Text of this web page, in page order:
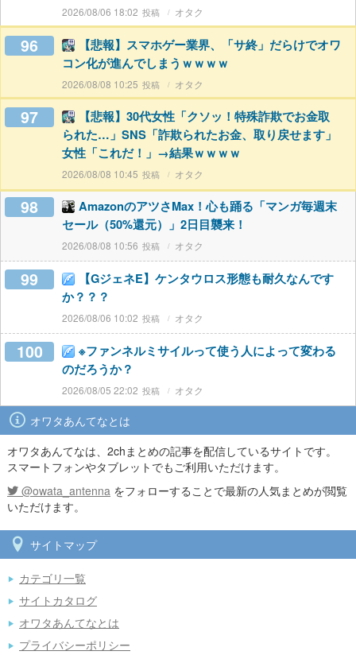
2026/08/06 18:02 オタク
96
【悲報】スマホゲー業界、「サ終」だらけでオワ
コン化が進んでしまうｗｗｗｗ
2026/08/08 10:25 オタク
97
【悲報】30代女性「クソッ！特殊詐欺でお金取
られた…」SNS「詐欺られたお金、取り戻せます」
女性「これだ！」→結果ｗｗｗｗ
2026/08/08 10:45 オタク
98
AmazonのアツさMax！心も踊る「マンガ毎週末
セール（50%還元）」2日目襲来！
2026/08/08 10:56 オタク
99
【GジェネE】ケンタウロス形態も耐久なんです
か？？？
2026/08/06 10:02 オタク
100
※ファンネルミサイルって使う人によって変わる
のだろうか？
2026/08/05 22:02 オタク
オワタあんてなとは
オワタあんてなは、2chまとめの記事を配信しているサイトです。
スマートフォンやタブレットでもご利用いただけます。
@owata_antenna をフォローすることで最新の人気まとめが閲覧
いただけます。
サイトマップ
カテゴリ一覧
サイトカタログ
オワタあんてなとは
プライバシーポリシー